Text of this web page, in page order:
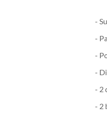
-
-
-
-
- 2
- 2